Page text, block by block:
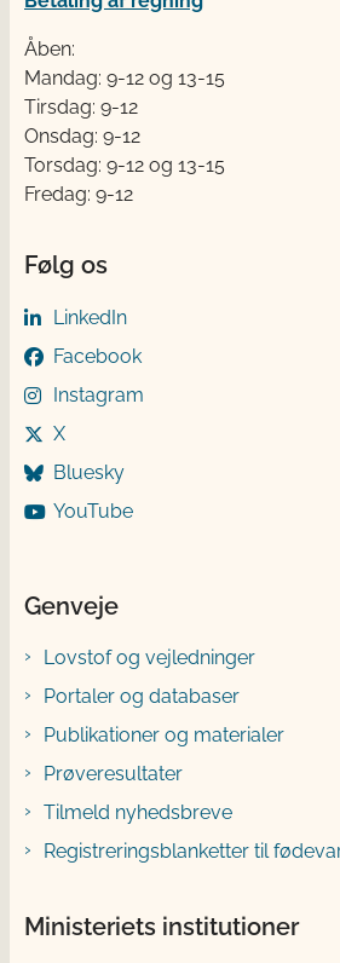
Åben:
Mandag: 9-12 og 13-15
Tirsdag: 9-12
Onsdag: 9-12
Torsdag: 9-12 og 13-15
Fredag: 9-12
Følg os
LinkedIn
Facebook
Instagram
X
Bluesky
YouTube
Genveje
Lovstof og vejledninger
Portaler og databaser
Publikationer og materialer
Prøveresultater
Tilmeld nyhedsbreve
Registreringsblanketter til
Ministeriets institutioner